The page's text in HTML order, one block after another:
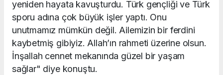
yeniden hayata kavuşturdu. Türk gençliği ve Türk
sporu adına çok büyük işler yaptı. Onu
unutmamız mümkün değil. Ailemizin bir ferdini
kaybetmiş gibiyiz. Allah’ın rahmeti üzerine olsun.
İnşallah cennet mekanında güzel bir yaşam
sağlar" diye konuştu.